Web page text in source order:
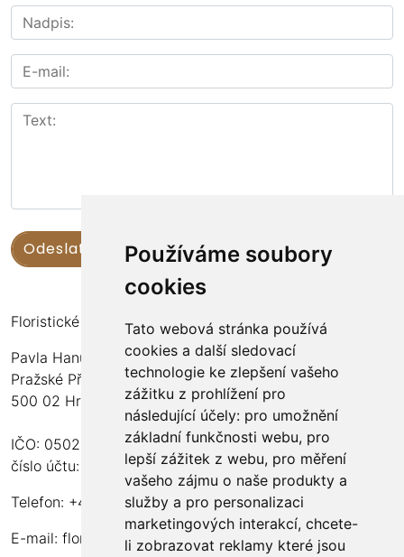
Používáme soubory
cookies
Tato webová stránka používá
cookies a další sledovací
technologie ke zlepšení vašeho
zážitku z prohlížení pro
následující účely: pro umožnění
základní funkčnosti webu, pro
lepší zážitek z webu, pro měření
vašeho zájmu o naše produkty a
služby a pro personalizaci
marketingových interakcí, chcete-
li zobrazovat reklamy které jsou
Floristické kurzy Violet - Bc. Veronika Němečková
Pavla Hanuše 252
Pražské Předměstí
500 02 Hradec Králové
IČO: 05024676
číslo účtu: 2600989157/2010
Telefon: +420 737 982 070
E-mail: floristika.violet@email.cz